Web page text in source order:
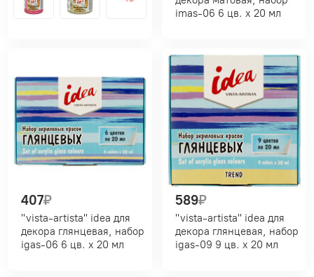
imas-06 6 цв. х 20 мл
407₽
"vista-artista" idea для
декора глянцевая, набор
igas-06 6 цв. х 20 мл
589₽
"vista-artista" idea для
декора глянцевая, набор
igas-09 9 цв. х 20 мл